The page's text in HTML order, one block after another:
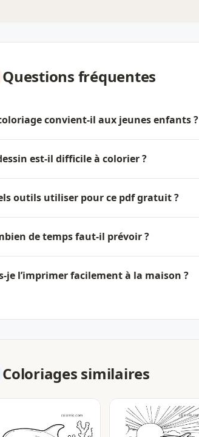
Questions fréquentes
convient-il aux jeunes enfants ?
est-il difficile à colorier ?
outils utiliser pour ce pdf gratuit ?
de temps faut-il prévoir ?
je l’imprimer facilement à la maison ?
Coloriages similaires